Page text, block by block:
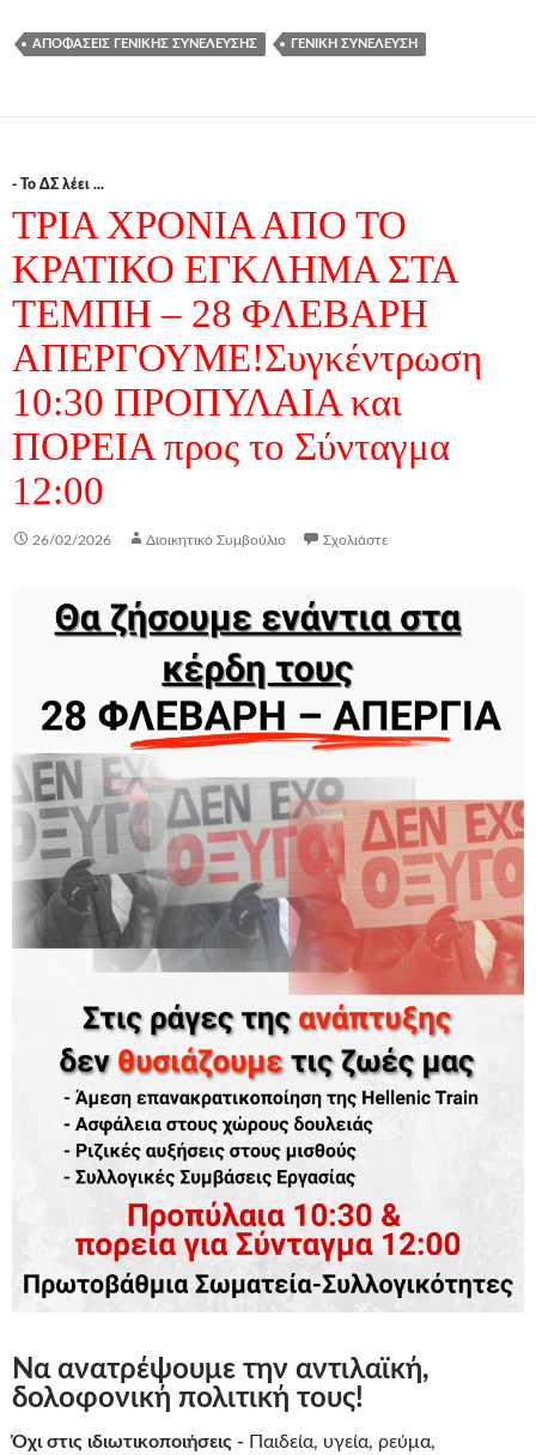
ΑΠΟΦΆΣΕΙΣ ΓΕΝΙΚΉΣ ΣΥΝΈΛΕΥΣΗΣ ΓΕΝΙΚΉ ΣΥΝΈΛΕΥΣΗ
- Το ΔΣ λέει ...
ΤΡΙΑ ΧΡΟΝΙΑ ΑΠΟ ΤΟ
ΚΡΑΤΙΚΟ ΕΓΚΛΗΜΑ ΣΤΑ
ΤΕΜΠΗ – 28 ΦΛΕΒΑΡΗ
ΑΠΕΡΓΟΥΜΕ!Συγκέντρωση
10:30 ΠΡΟΠΥΛΑΙΑ και
ΠΟΡΕΙΑ προς το Σύνταγμα
12:00
26/02/2026 Διοικητικό Συμβούλιο Σχολιάστε
Να ανατρέψουμε την αντιλαϊκή,
δολοφονική πολιτική τους!
Όχι στις ιδιωτικοποιήσεις - Παιδεία, υγεία, ρεύμα,